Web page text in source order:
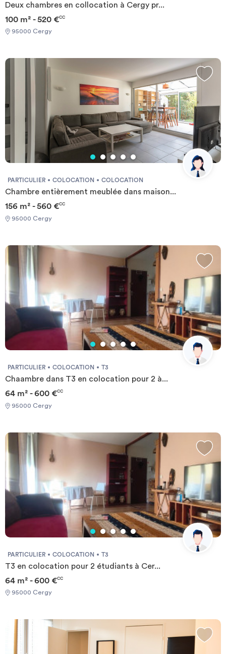
Deux chambres en collocation à Cergy pr...
100 m² - 520 €CC
95000 Cergy
PARTICULIER COLOCATION COLOCATION
Chambre entièrement meublée dans maison...
156 m² - 560 €CC
95000 Cergy
PARTICULIER COLOCATION T3
Chaambre dans T3 en colocation pour 2 à...
64 m² - 600 €CC
95000 Cergy
PARTICULIER COLOCATION T3
T3 en colocation pour 2 étudiants à Cer...
64 m² - 600 €CC
95000 Cergy